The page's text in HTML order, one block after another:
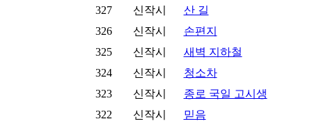
327
신작시
산 길
326
신작시
손편지
325
신작시
새벽 지하철
324
신작시
청소차
323
신작시
종로 국일 고시생
322
신작시
믿음